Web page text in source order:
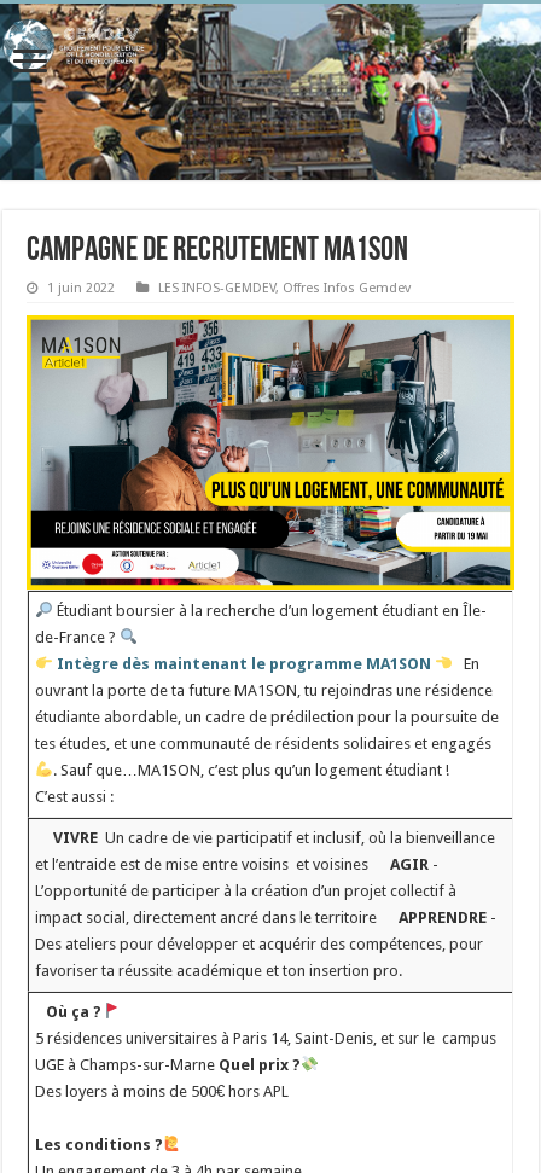
Campagne de Recrutement MA1SON
1 juin 2022 LES INFOS-GEMDEV, Offres Infos Gemdev
Étudiant boursier à la recherche d’un logement étudiant en Île-
de-France ?
Intègre dès maintenant le programme MA1SON
­ ­ En
ouvrant la porte de ta future MA1SON, tu rejoindras une résidence
étudiante abordable, un cadre de prédilection pour la poursuite de
tes études, et une communauté de résidents solidaires et engagés
. Sauf que…MA1SON, c’est plus qu’un logement étudiant !
C’est aussi : ­
VIVRE ­ Un cadre de vie participatif et inclusif, où la bienveillance
et l’entraide est de mise entre voisins et voisines ­ ­ ­ ­ ­AGIR ­
L’opportunité de participer à la création d’un projet collectif à
impact social, directement ancré dans le territoire ­ ­ ­ ­ ­APPRENDRE ­
Des ateliers pour développer et acquérir des compétences, pour
favoriser ta réussite académique et ton insertion pro. ­ ­ ­
Où ça ?
5 résidences universitaires à Paris 14, Saint-Denis, et sur le campus
UGE à Champs-sur-Marne Quel prix ?
Des loyers à moins de 500€ hors APL
Les conditions ?